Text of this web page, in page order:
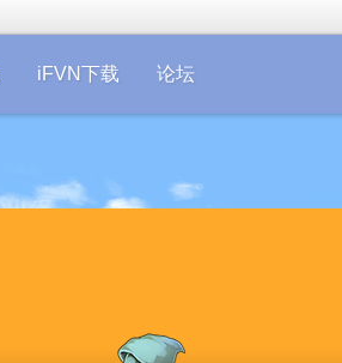
iFVN下载 论坛